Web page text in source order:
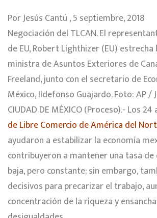
Por Jesús Cantú , 5 septiembre, 2018
Negociación del TLCAN. El
de EU, Robert Lighthizer (EU) estrecha
ministra de Asuntos Exteriores de
Freeland, junto con el secretario de
México, Ildefonso Guajardo. Foto: AP /
CIUDAD DE MÉXICO (Proceso).- Los
de Libre Comercio de América del
ayudaron a estabilizar la economía
contribuyeron a mantener una tasa
baja, pero constante; sin embargo,
decisivos para precarizar el trabajo,
concentración de la riqueza y